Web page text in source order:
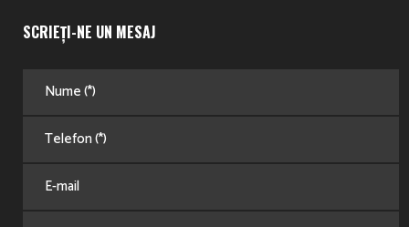
SCRIEȚI-NE UN MESAJ